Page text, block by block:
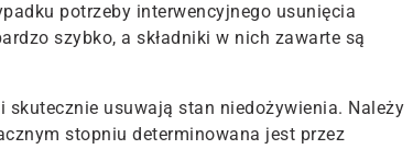
potrzeby interwencyjnego usunięcia
szybko, a składniki w nich zawarte są
usuwają stan niedożywienia. Należy
stopniu determinowana jest przez